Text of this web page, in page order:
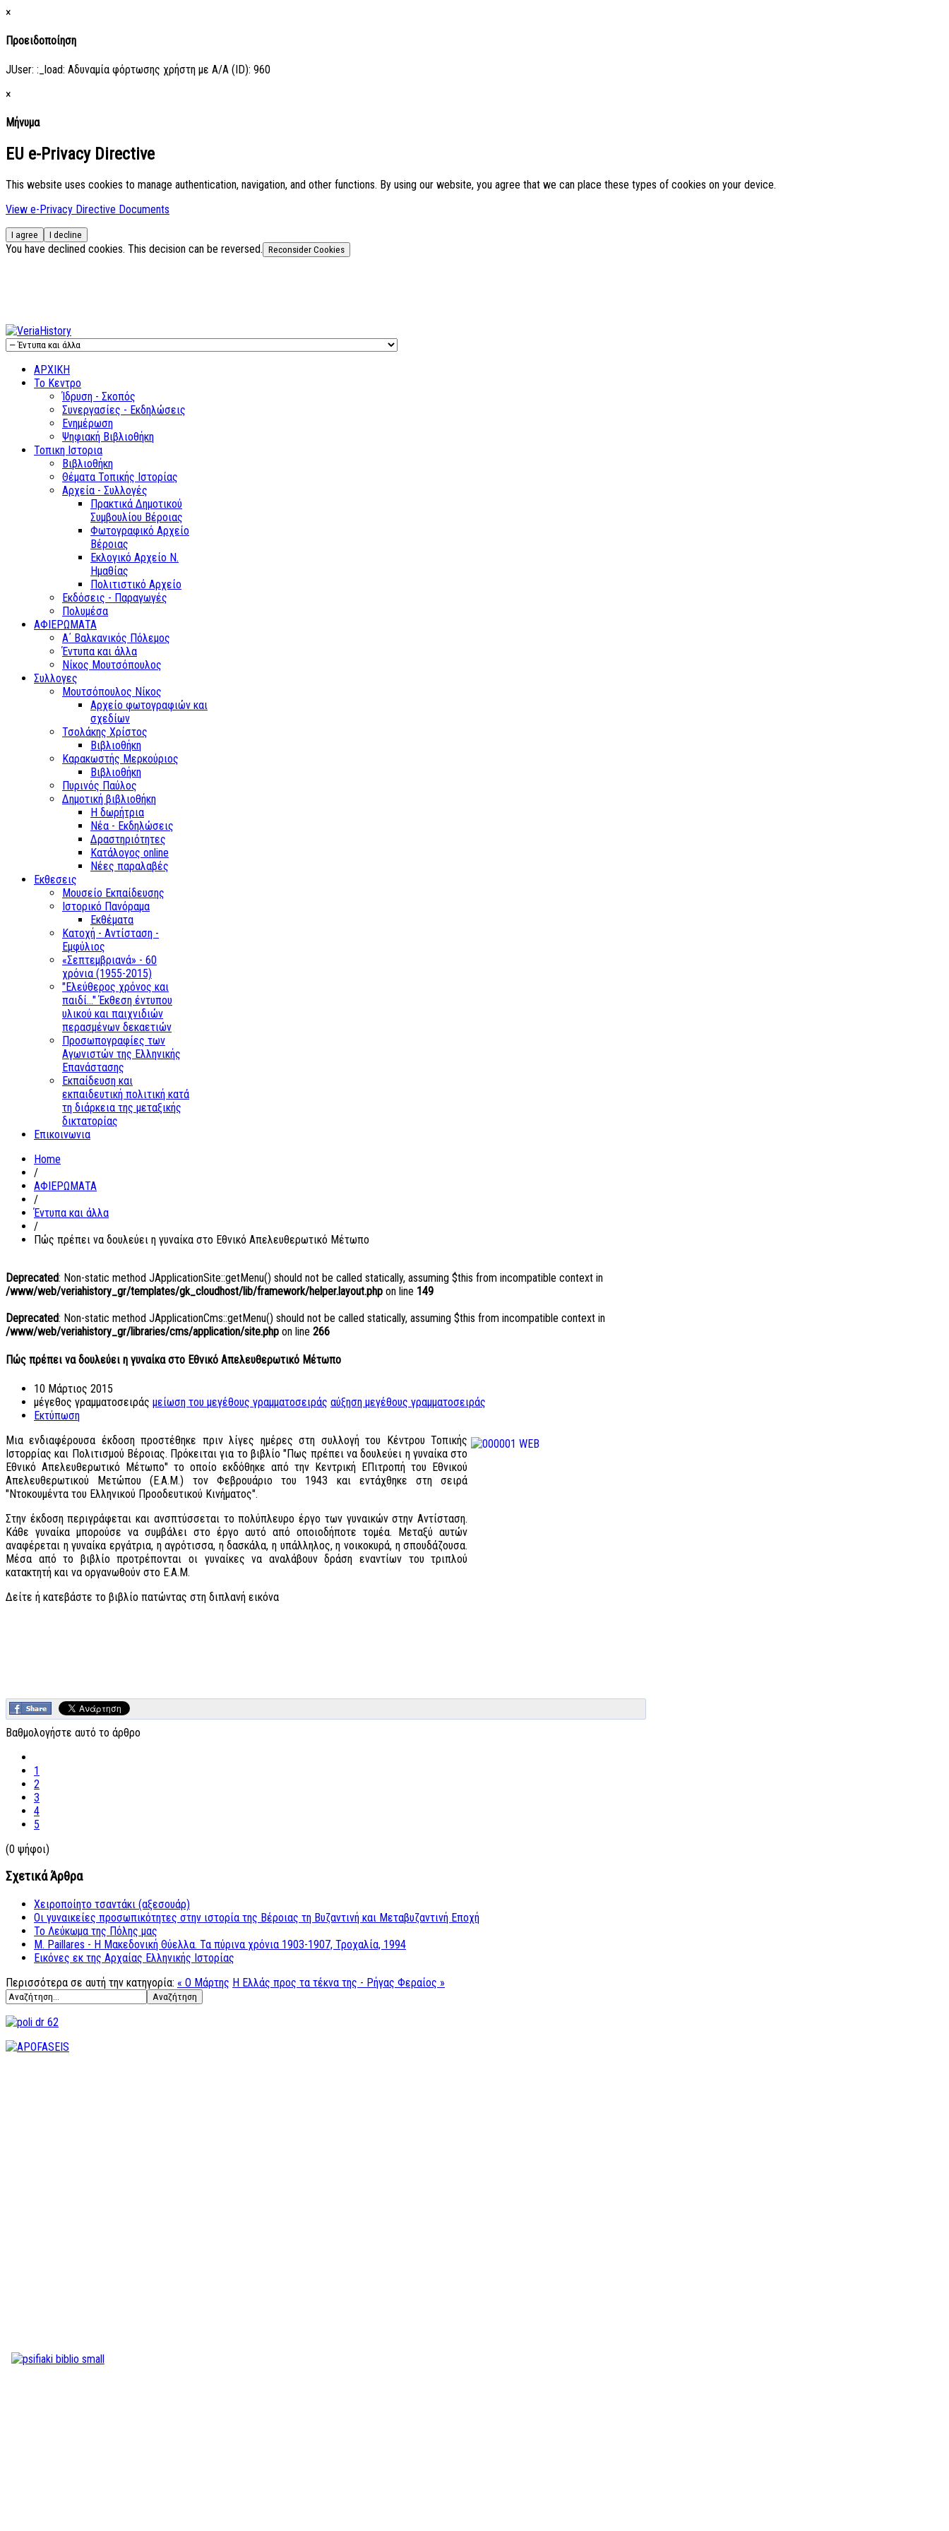
×
Προειδοποίηση
JUser: :_load: Αδυναμία φόρτωσης χρήστη με Α/Α (ID): 960
×
Μήνυμα
EU e-Privacy Directive
This website uses cookies to manage authentication, navigation, and other functions. By using our website, you agree that we can place these types of cookies on your device.
View e-Privacy Directive Documents
I agree I decline
You have declined cookies. This decision can be reversed. Reconsider Cookies
ΑΡΧΙΚΗ
Το Κεντρο
Ίδρυση - Σκοπός
Συνεργασίες - Εκδηλώσεις
Ενημέρωση
Ψηφιακή Βιβλιοθήκη
Τοπικη Ιστορια
Βιβλιοθήκη
Θέματα Τοπικής Ιστορίας
Αρχεία - Συλλογές
Πρακτικά Δημοτικού
Συμβουλίου Βέροιας
Φωτογραφικό Αρχείο
Βέροιας
Εκλογικό Αρχείο Ν.
Ημαθίας
Πολιτιστικό Αρχείο
Εκδόσεις - Παραγωγές
Πολυμέσα
ΑΦΙΕΡΩΜΑΤΑ
Α΄ Βαλκανικός Πόλεμος
Έντυπα και άλλα
Νίκος Μουτσόπουλος
Συλλογες
Μουτσόπουλος Νίκος
Αρχείο φωτογραφιών και
σχεδίων
Τσολάκης Χρίστος
Βιβλιοθήκη
Καρακωστής Μερκούριος
Βιβλιοθήκη
Πυρινός Παύλος
Δημοτική βιβλιοθήκη
Η δωρήτρια
Νέα - Εκδηλώσεις
Δραστηριότητες
Κατάλογος online
Νέες παραλαβές
Εκθεσεις
Μουσείο Εκπαίδευσης
Ιστορικό Πανόραμα
Εκθέματα
Κατοχή - Αντίσταση -
Εμφύλιος
«Σεπτεμβριανά» - 60
χρόνια (1955-2015)
"Ελεύθερος χρόνος και
παιδί..." Έκθεση έντυπου
υλικού και παιχνιδιών
περασμένων δεκαετιών
Προσωπογραφίες των
Αγωνιστών της Ελληνικής
Επανάστασης
Εκπαίδευση και
εκπαιδευτική πολιτική κατά
τη διάρκεια της μεταξικής
δικτατορίας
Επικοινωνια
Home
/
ΑΦΙΕΡΩΜΑΤΑ
/
Έντυπα και άλλα
/
Πώς πρέπει να δουλεύει η γυναίκα στο Εθνικό Απελευθερωτικό Μέτωπο
Deprecated: Non-static method JApplicationSite::getMenu() should not be called statically, assuming $this from incompatible context in
/www/web/veriahistory_gr/templates/gk_cloudhost/lib/framework/helper.layout.php on line 149
Deprecated: Non-static method JApplicationCms::getMenu() should not be called statically, assuming $this from incompatible context in
/www/web/veriahistory_gr/libraries/cms/application/site.php on line 266
Πώς πρέπει να δουλεύει η γυναίκα στο Εθνικό Απελευθερωτικό Μέτωπο
10 Μάρτιος 2015
μέγεθος γραμματοσειράς μείωση του μεγέθους γραμματοσειράς αύξηση μεγέθους γραμματοσειράς
Εκτύπωση
Μια ενδιαφέρουσα έκδοση προστέθηκε πριν λίγες ημέρες στη συλλογή του Κέντρου Τοπικής
Ιστορρίας και Πολιτισμού Βέροιας. Πρόκειται για το βιβλίο "Πως πρέπει να δουλεύει η γυναίκα στο
Εθνικό Απελευθερωτικό Μέτωπο" το οποίο εκδόθηκε από την Κεντρική ΕΠιτροπή του Εθνικού
Απελευθερωτικού Μετώπου (Ε.Α.Μ.) τον Φεβρουάριο του 1943 και εντάχθηκε στη σειρά
"Ντοκουμέντα του Ελληνικού Προοδευτικού Κινήματος".
Στην έκδοση περιγράφεται και ανσπτύσσεται το πολύπλευρο έργο των γυναικών στην Αντίσταση.
Κάθε γυναίκα μπορούσε να συμβάλει στο έργο αυτό από οποιοδήποτε τομέα. Μεταξύ αυτών
αναφέρεται η γυναίκα εργάτρια, η αγρότισσα, η δασκάλα, η υπάλληλος, η νοικοκυρά, η σπουδάζουσα.
Μέσα από το βιβλίο προτρέπονται οι γυναίκες να αναλάβουν δράση εναντίων του τριπλού
κατακτητή και να οργανωθούν στο Ε.Α.Μ.
Δείτε ή κατεβάστε το βιβλίο πατώντας στη διπλανή εικόνα
Βαθμολογήστε αυτό το άρθρο
1
2
3
4
5
(0 ψήφοι)
Σχετικά Άρθρα
Χειροποίητο τσαντάκι (αξεσουάρ)
Οι γυναικείες προσωπικότητες στην ιστορία της Βέροιας τη Βυζαντινή και Μεταβυζαντινή Εποχή
Το Λεύκωμα της Πόλης μας
M. Paillares - Η Μακεδονική Θύελλα. Τα πύρινα χρόνια 1903-1907, Τροχαλία, 1994
Εικόνες εκ της Αρχαίας Ελληνικής Ιστορίας
Περισσότερα σε αυτή την κατηγορία: « Ο Μάρτης Η Ελλάς προς τα τέκνα της - Ρήγας Φεραίος »